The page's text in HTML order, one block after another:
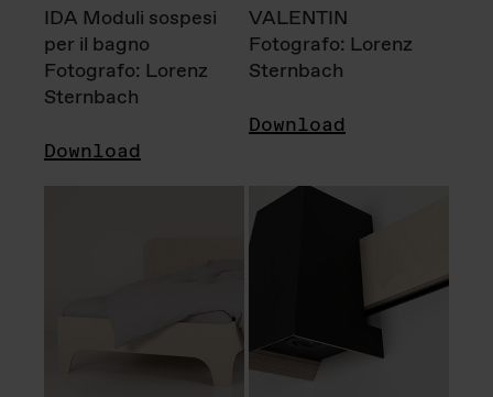
IDA Moduli sospesi
per il bagno
Fotografo: Lorenz
Sternbach
Download
VALENTIN
Fotografo: Lorenz
Sternbach
Download